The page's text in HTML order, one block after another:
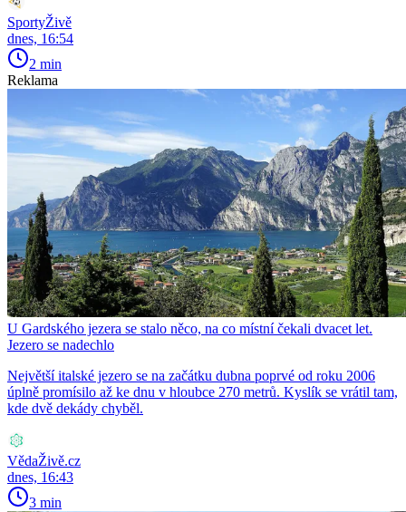
SportyŽivě
dnes, 16:54
2 min
Reklama
U Gardského jezera se stalo něco, na co místní čekali dvacet let.
Jezero se nadechlo
Největší italské jezero se na začátku dubna poprvé od roku 2006
úplně promísilo až ke dnu v hloubce 270 metrů. Kyslík se vrátil tam,
kde dvě dekády chyběl.
VědaŽivě.cz
dnes, 16:43
3 min